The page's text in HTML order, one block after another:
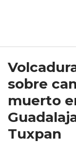
sobre
muerto
Tuxpan